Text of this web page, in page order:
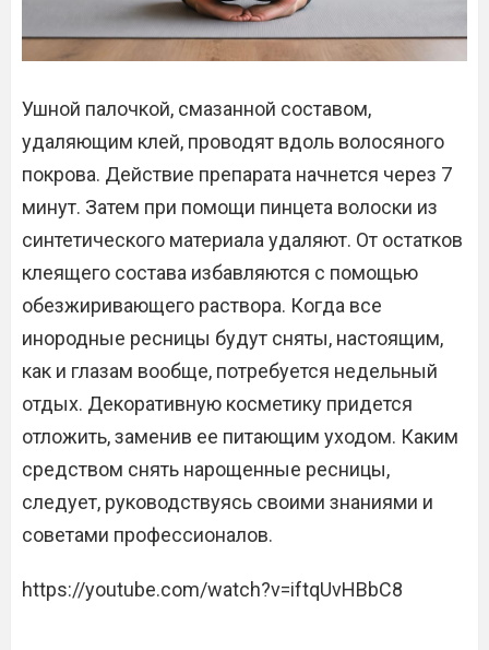
Ушной палочкой, смазанной составом,
удаляющим клей, проводят вдоль волосяного
покрова. Действие препарата начнется через 7
минут. Затем при помощи пинцета волоски из
синтетического материала удаляют. От остатков
клеящего состава избавляются с помощью
обезжиривающего раствора. Когда все
инородные ресницы будут сняты, настоящим,
как и глазам вообще, потребуется недельный
отдых. Декоративную косметику придется
отложить, заменив ее питающим уходом. Каким
средством снять нарощенные ресницы,
следует, руководствуясь своими знаниями и
советами профессионалов.
https://youtube.com/watch?v=iftqUvHBbC8